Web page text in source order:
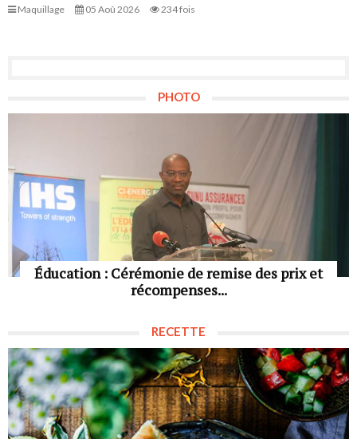
Maquillage 05 Aoû 2026 234 fois
PHOTO
Éducation : Cérémonie de remise des prix et
récompenses...
RECETTE